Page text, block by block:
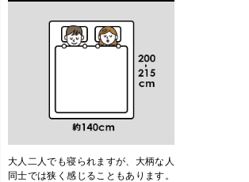
大人二人でも寝られますが、大柄な人
同士では狭く感じることもあります。